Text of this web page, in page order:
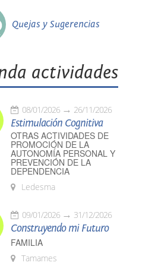
Quejas y Sugerencias
actividades
08/01/2026 26/11/2026
Estimulación Cognitiva
OTRAS ACTIVIDADES DE
PROMOCIÓN DE LA
AUTONOMÍA PERSONAL Y
PREVENCIÓN DE LA
DEPENDENCIA
Ledesma
09/01/2026 31/12/2026
Construyendo mi Futuro
FAMILIA
Tamames